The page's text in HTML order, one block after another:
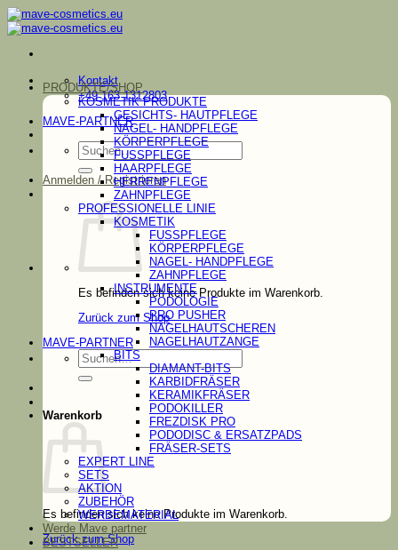
Zum
Inhalt
springen
Kontakt
+49 163 1312803
MAVE-PARTNER
Suchen
nach:
Anmelden / Registrieren
Es befinden sich keine Produkte im Warenkorb.
Zurück zum Shop
MAVE-PARTNER
Suchen
nach:
Warenkorb
Es befinden sich keine Produkte im Warenkorb.
Zurück zum Shop
PRODUKTE/SHOP
KOSMETIK PRODUKTE
GESICHTS- HAUTPFLEGE
NAGEL- HANDPFLEGE
KÖRPERPFLEGE
FUSSPFLEGE
HAARPFLEGE
HERRENPFLEGE
ZAHNPFLEGE
PROFESSIONELLE LINIE
KOSMETIK
FUSSPFLEGE
KÖRPERPFLEGE
NAGEL- HANDPFLEGE
ZAHNPFLEGE
INSTRUMENTE
PODOLOGIE
PRO PUSHER
NAGELHAUTSCHEREN
NAGELHAUTZANGE
BITS
DIAMANT-BITS
KARBIDFRÄSER
KERAMIKFRÄSER
PODOKILLER
FREZDISK PRO
PODODISC & ERSATZPADS
FRÄSER-SETS
EXPERT LINE
SETS
AKTION
ZUBEHÖR
WERBEMATERIAL
Werde Mave partner
BESTSELLER